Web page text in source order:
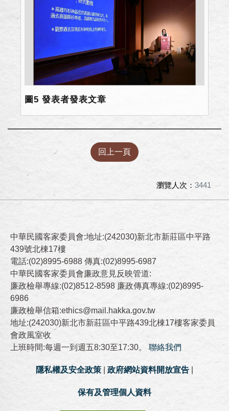
圖5 發表者發表文章
回上一頁
瀏覽人次： 3441
中華民國客家委員會:地址:(242030)新北市新莊區中平路
439號北棟17樓
電話:(02)8995-6988 傳真:(02)8995-6987
中華民國客家委員會廉政意見反映管道:
廉政檢舉專線:(02)8512-8598 廉政傳真專線:(02)8995-
6986
廉政檢舉信箱:ethics@mail.hakka.gov.tw
地址:(242030)新北市新莊區中平路439北棟17樓客家委員
會政風室收
上班時間:每週一到週五8:30至17:30。 聯絡我們
隱私權及安全政策 政府網站資料開放宣告
保有及管理個人資料